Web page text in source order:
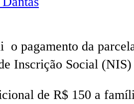
pagamento da
Inscrição Social
de R$ 150 a